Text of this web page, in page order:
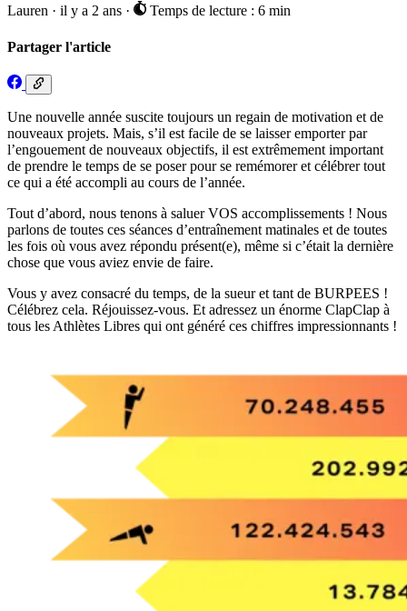
Lauren · il y a 2 ans · Temps de lecture : 6 min
Partager l'article
Une nouvelle année suscite toujours un regain de motivation et de
nouveaux projets. Mais, s’il est facile de se laisser emporter par
l’engouement de nouveaux objectifs, il est extrêmement important
de prendre le temps de se poser pour se remémorer et célébrer tout
ce qui a été accompli au cours de l’année.
Tout d’abord, nous tenons à saluer VOS accomplissements ! Nous
parlons de toutes ces séances d’entraînement matinales et de toutes
les fois où vous avez répondu présent(e), même si c’était la dernière
chose que vous aviez envie de faire.
Vous y avez consacré du temps, de la sueur et tant de BURPEES !
Célébrez cela. Réjouissez-vous. Et adressez un énorme ClapClap à
tous les Athlètes Libres qui ont généré ces chiffres impressionnants !